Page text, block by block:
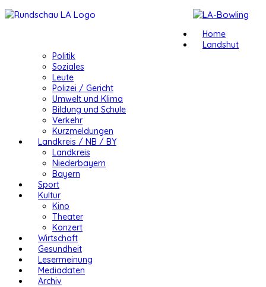
Home
Landshut
Politik
Soziales
Leute
Polizei / Gericht
Umwelt und Klima
Bildung und Schule
Verkehr
Kurzmeldungen
Landkreis / NB / BY
Landkreis
Niederbayern
Bayern
Sport
Kultur
Kino
Theater
Konzert
Wirtschaft
Gesundheit
Lesermeinung
Mediadaten
Archiv